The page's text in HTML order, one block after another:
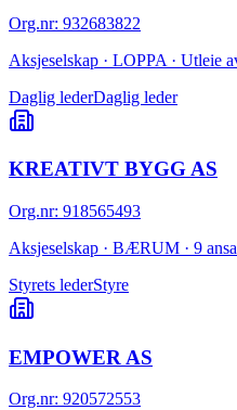
Org.nr: 932683822
Aksjeselskap · LOPPA · Utleie
Daglig lederDaglig leder
KREATIVT BYGG AS
Org.nr: 918565493
Aksjeselskap · BÆRUM · 9
Styrets lederStyre
EMPOWER AS
Org.nr: 920572553